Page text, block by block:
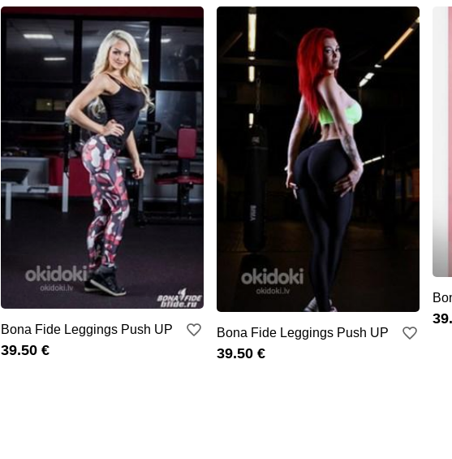
Bona Fide Leggings Push UP
39.50 €
Bona Fide Leggings Push UP
39.50 €